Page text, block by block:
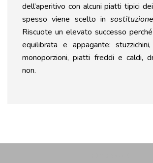
dell’aperitivo con alcuni piatti tipici
spesso viene scelto in
Riscuote un elevato successo perché
equilibrata e appagante:
monoporzioni,piatti freddi e caldi,
non.